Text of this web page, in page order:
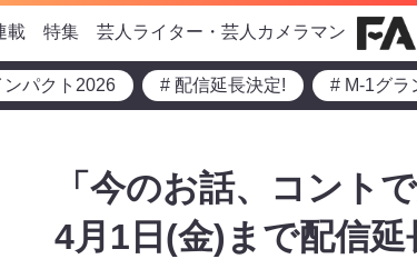
載 特集 芸人ライター・芸人カメラマン
ンパクト2026 # 配信延長決定! # M-1グラ
「今のお話、コント
4月1日(金)まで配信延